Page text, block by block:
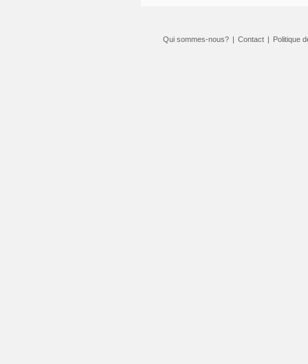
Qui sommes-nous? | Contact | Politique